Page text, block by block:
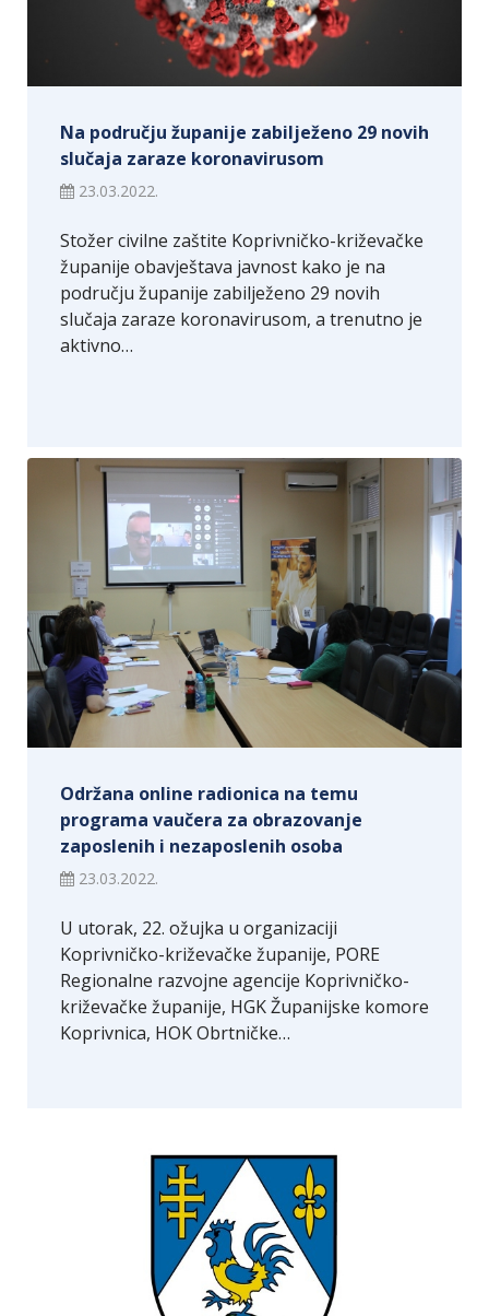
Na području županije zabilježeno 29 novih
slučaja zaraze koronavirusom
23.03.2022.
Stožer civilne zaštite Koprivničko-križevačke
županije obavještava javnost kako je na
području županije zabilježeno 29 novih
slučaja zaraze koronavirusom, a trenutno je
aktivno…
Održana online radionica na temu
programa vaučera za obrazovanje
zaposlenih i nezaposlenih osoba
23.03.2022.
U utorak, 22. ožujka u organizaciji
Koprivničko-križevačke županije, PORE
Regionalne razvojne agencije Koprivničko-
križevačke županije, HGK Županijske komore
Koprivnica, HOK Obrtničke…